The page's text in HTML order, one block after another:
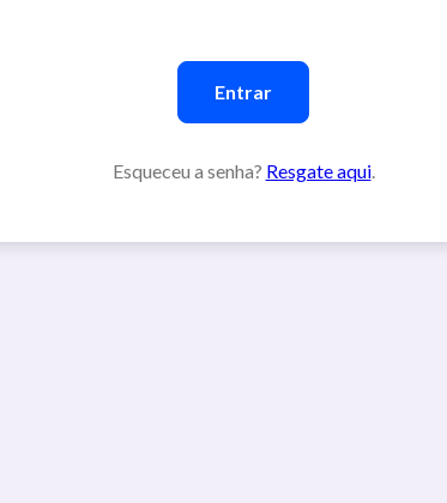
Esqueceu a senha? Resgate aqui.